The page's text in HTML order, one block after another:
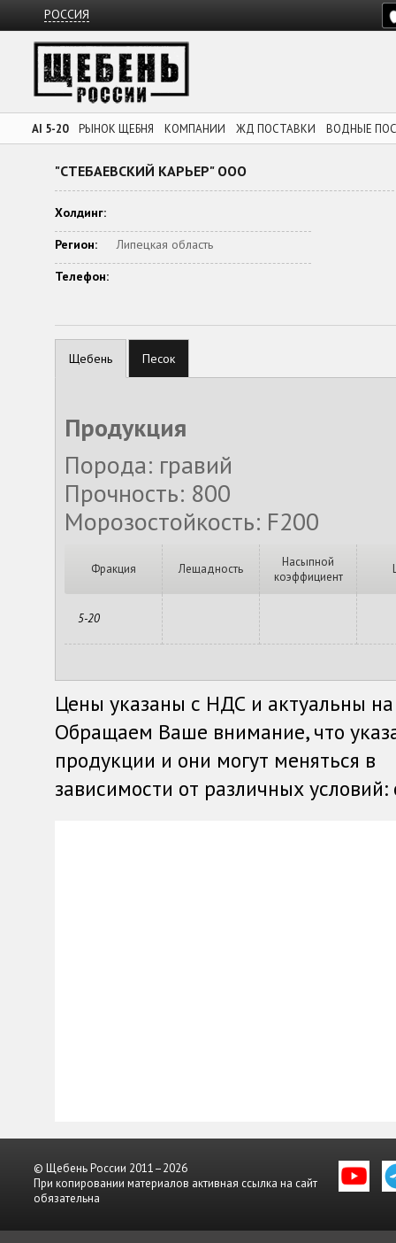
РОССИЯ
AI 5-20 РЫНОК ЩЕБНЯ КОМПАНИИ ЖД ПОСТАВКИ ВОДНЫЕ
"СТЕБАЕВСКИЙ КАРЬЕР" ООО
Холдинг:
Регион:
Липецкая область
Телефон:
Щебень Песок
Продукция
Порода: гравий
Прочность: 800
Морозостойкость: F200
Фракция Лещадность
Насыпной
коэффициент
5-20
Цены указаны с НДС и актуальны
Обращаем Ваше внимание, что
продукции и они могут меняться в
зависимости от различных
© Щебень России 2011–2026
При копировании материалов активная ссылка на сайт
обязательна